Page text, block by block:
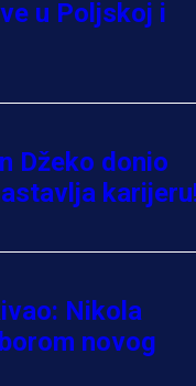
u Poljskoj i
Džeko donio
Nikola
novog